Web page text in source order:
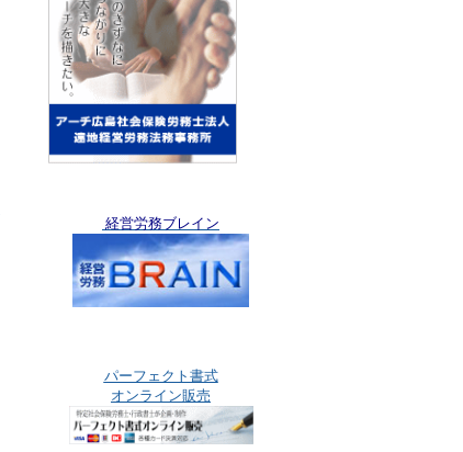
経営労務ブレイン
パーフェクト書式
オンライン販売